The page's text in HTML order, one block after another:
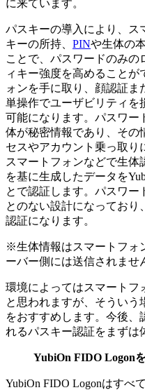
に来ています。
パスキーの導入により、ス
キーの所持、 PINや生体の
ことで、パスワードのみの
ィキー強度を高めることが
ォンを手に取り、顔認証
単操作でユーザビリティを
可能になります。パスワー
体が秘密情報であり、その
セスやアカウント乗っ取り
スマートフォンなどで生体
を基に生成したデータを
とで認証します。パスワー
とのない設計になっており
認証になります。
※生体情報はスマートフォ
ーバー側には送信されませ
環境によってはスマートフ
と思われますが、そういう
をおすすめします。今後、
れるパスキー認証をまずは
YubiOn FIDO Logon
YubiOn FIDO Logonはすべ